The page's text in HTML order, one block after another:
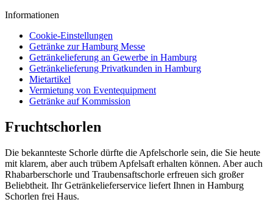
Informationen
Cookie-Einstellungen
Getränke zur Hamburg Messe
Getränkelieferung an Gewerbe in Hamburg
Getränkelieferung Privatkunden in Hamburg
Mietartikel
Vermietung von Eventequipment
Getränke auf Kommission
Fruchtschorlen
Die bekannteste Schorle dürfte die Apfelschorle sein, die Sie heute
mit klarem, aber auch trübem Apfelsaft erhalten können. Aber auch
Rhabarberschorle und Traubensaftschorle erfreuen sich großer
Beliebtheit. Ihr Getränkelieferservice liefert Ihnen in Hamburg
Schorlen frei Haus.